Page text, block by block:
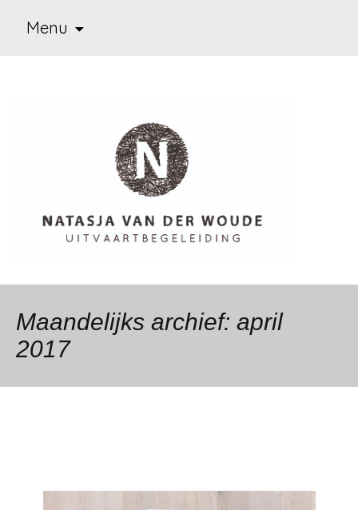
Natasja van der Woude
Menu
Maandelijks archief: april
2017